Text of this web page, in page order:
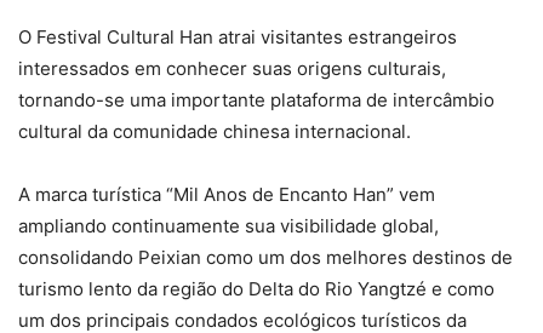
O Festival Cultural Han atrai visitantes estrangeiros
interessados em conhecer suas origens culturais,
tornando-se uma importante plataforma de intercâmbio
cultural da comunidade chinesa internacional.
A marca turística “Mil Anos de Encanto Han” vem
ampliando continuamente sua visibilidade global,
consolidando Peixian como um dos melhores destinos de
turismo lento da região do Delta do Rio Yangtzé e como
um dos principais condados ecológicos turísticos da